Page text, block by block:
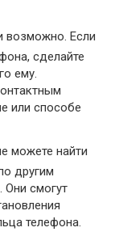
возможно. Если
сделайте
ему.
или способе
можете найти
другим
Они смогут
телефона.